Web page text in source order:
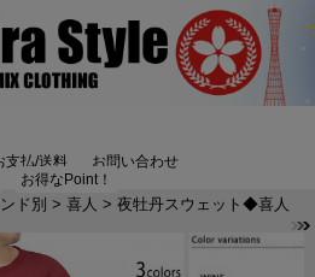
支払/送料
お問い合わせ
お得なPoint！
ド別 > 喜人 > 夜牡丹スウェット◆喜人